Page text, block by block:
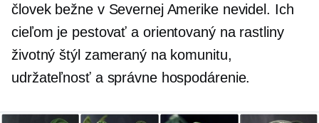
človek bežne v Severnej Amerike nevidel. Ich
cieľom je pestovať a orientovaný na rastliny
životný štýl zameraný na komunitu,
udržateľnosť a správne hospodárenie.